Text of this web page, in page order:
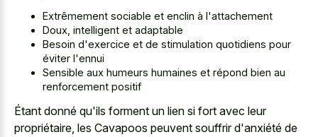
Extrêmement sociable et enclin à l'attachement
Doux, intelligent et adaptable
Besoin d'exercice et de stimulation quotidiens pour
éviter l'ennui
Sensible aux humeurs humaines et répond bien au
renforcement positif
Étant donné qu'ils forment un lien si fort avec leur
propriétaire, les Cavapoos peuvent souffrir d'anxiété de